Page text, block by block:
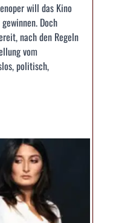
will das Kino
Doch
nach den Regeln
vom
politisch,